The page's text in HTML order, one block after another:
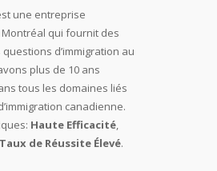
une entreprise
Montréal qui fournit des
d’immigration au
plus de 10 ans
tous les domaines liés
canadienne.
Haute Efficacité,
Taux de Réussite Élevé.